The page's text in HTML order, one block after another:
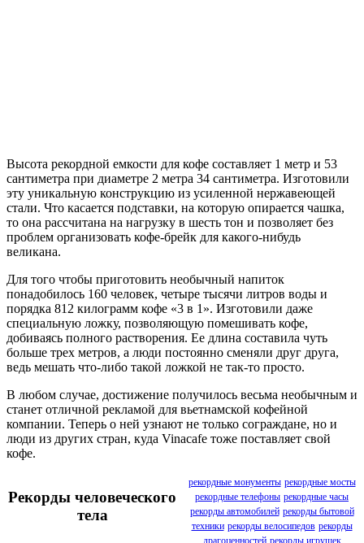
Высота рекордной емкости для кофе составляет 1 метр и 53
сантиметра при диаметре 2 метра 34 сантиметра. Изготовили
эту уникальную конструкцию из усиленной нержавеющей
стали. Что касается подставки, на которую опирается чашка,
то она рассчитана на нагрузку в шесть тон и позволяет без
проблем организовать кофе-брейк для какого-нибудь
великана.
Для того чтобы приготовить необычный напиток
понадобилось 160 человек, четыре тысячи литров воды и
порядка 812 килограмм кофе «3 в 1». Изготовили даже
специальную ложку, позволяющую помешивать кофе,
добиваясь полного растворения. Ее длина составила чуть
больше трех метров, а люди постоянно сменяли друг друга,
ведь мешать что-либо такой ложкой не так-то просто.
В любом случае, достижение получилось весьма необычным и
станет отличной рекламой для вьетнамской кофейной
компании. Теперь о ней узнают не только сограждане, но и
люди из других стран, куда Vinacafe тоже поставляет свой
кофе.
Рекорды человеческого
тела
рекордные монументы рекордные мосты
рекордные телефоны рекордные часы
рекорды автомобилей рекорды бытовой
техники рекорды велосипедов рекорды
драгоценностей рекорды игрушек